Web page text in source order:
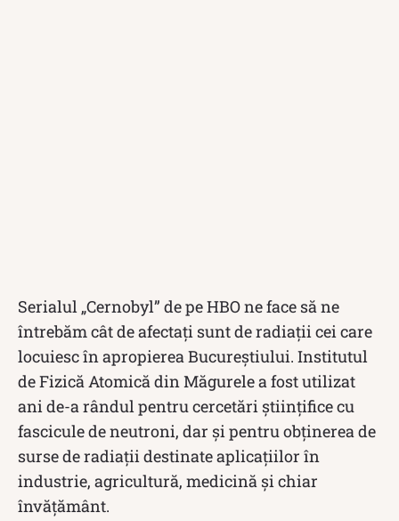
Serialul „Cernobyl” de pe HBO ne face să ne
întrebăm cât de afectați sunt de radiații cei care
locuiesc în apropierea Bucureștiului. Institutul
de Fizică Atomică din Măgurele a fost utilizat
ani de-a rândul pentru cercetări științifice cu
fascicule de neutroni, dar și pentru obținerea de
surse de radiații destinate aplicațiilor în
industrie, agricultură, medicină și chiar
învățământ.